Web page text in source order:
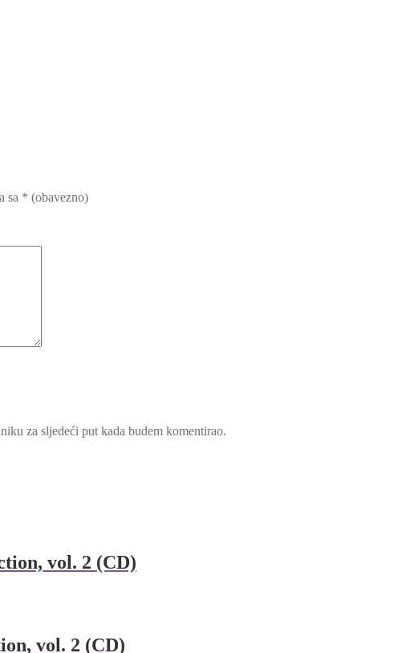
sa * (obavezno)
za sljedeći put kada budem komentirao.
vol. 2 (CD)
vol. 2 (CD)